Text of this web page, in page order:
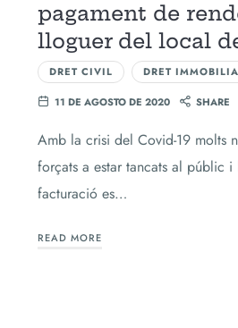
pagament de
lloguer del local
DRET CIVIL DRET
11 DE AGOSTO DE 2020 SHARE
Amb la crisi del Covid-19 molts
forçats a estar tancats al públic i
facturació es…
READ MORE